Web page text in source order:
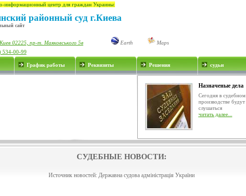
информационный центр для граждан Украины:
районный суд г.Киева
сайт
02225, пр-т. Маяковського 5в Earth
Maps
534-00-99
График работы Реквизиты Решения судьи
Назначеные дела
Сегодня в судебном
производстве будут
слушаться
читать далее...
СУДЕБНЫЕ НОВОСТИ:
Источник новостей: Державна судова адміністрація України